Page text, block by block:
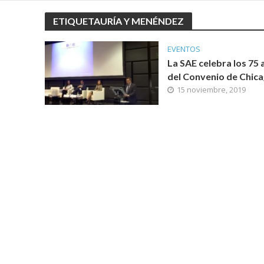
ETIQUETAURÍA Y MENÉNDEZ
EVENTOS
La SAE celebra los 75
del Convenio de
15 noviembre, 2019